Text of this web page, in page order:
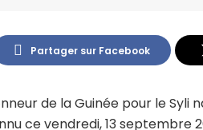
Partager sur Facebook
de la Guinée pour le Syli
ce vendredi, 13 septembre